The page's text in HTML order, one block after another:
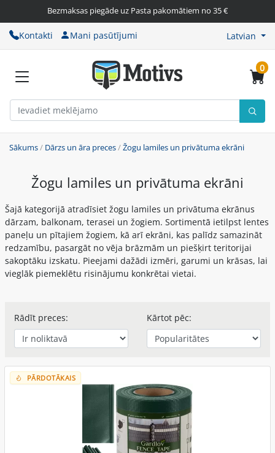
Bezmaksas piegāde uz Pasta pakomātiem no 35 €
Kontakti Mani pasūtījumi Latvian
0
Sākums/ Dārzs un āra preces/Žogu lamiles un privātuma ekrāni
Žogu lamiles un privātuma ekrāni
Šajā kategorijā atradīsiet žogu lamiles un privātuma ekrānus
dārzam, balkonam, terasei un žogiem. Sortimentā ietilpst lentes
paneļu un pītajiem žogiem, kā arī ekrāni, kas palīdz samazināt
redzamību, pasargāt no vēja brāzmām un piešķirt teritorijai
sakoptāku izskatu. Pieejami dažādi izmēri, garumi un krāsas, lai
vieglāk piemeklētu risinājumu konkrētai vietai.
Rādīt preces: Kārtot pēc:
PĀRDOTĀKAIS